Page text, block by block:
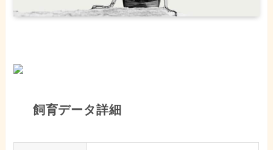
飼育データ詳細